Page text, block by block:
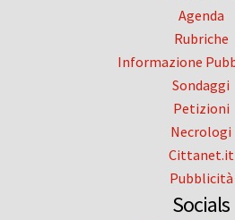
Agenda
Rubriche
Informazione
Sondaggi
Petizioni
Necrologi
Cittanet.it
Pubblicità
Socials